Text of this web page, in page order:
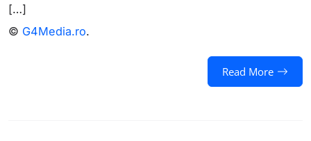
[…]
© G4Media.ro.
Read More